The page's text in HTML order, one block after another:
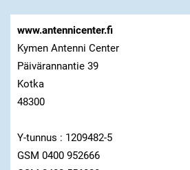
www.antennicenter.fi
Kymen Antenni Center
Päivärannantie 39
Kotka
48300
Y-tunnus : 1209482-5
GSM 0400 952666